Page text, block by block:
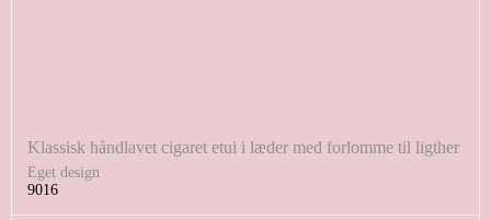
Klassisk håndlavet cigaret etui i læder med forlomme til ligther
Eget design
9016